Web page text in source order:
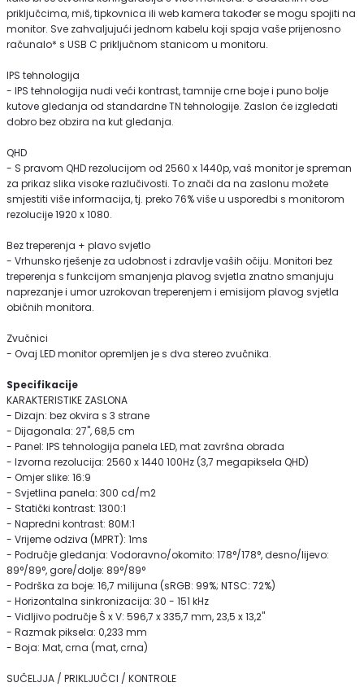
priključcima, miš, tipkovnica ili web kamera također se mogu spojiti na
monitor. Sve zahvaljujući jednom kabelu koji spaja vaše prijenosno
računalo* s USB C priključnom stanicom u monitoru.
IPS tehnologija
- IPS tehnologija nudi veći kontrast, tamnije crne boje i puno bolje
kutove gledanja od standardne TN tehnologije. Zaslon će izgledati
dobro bez obzira na kut gledanja.
QHD
- S pravom QHD rezolucijom od 2560 x 1440p, vaš monitor je spreman
za prikaz slika visoke razlučivosti. To znači da na zaslonu možete
smjestiti više informacija, tj. preko 76% više u usporedbi s monitorom
rezolucije 1920 x 1080.
Bez treperenja + plavo svjetlo
- Vrhunsko rješenje za udobnost i zdravlje vaših očiju. Monitori bez
treperenja s funkcijom smanjenja plavog svjetla znatno smanjuju
naprezanje i umor uzrokovan treperenjem i emisijom plavog svjetla
običnih monitora.
Zvučnici
- Ovaj LED monitor opremljen je s dva stereo zvučnika.
Specifikacije
KARAKTERISTIKE ZASLONA
- Dizajn: bez okvira s 3 strane
- Dijagonala: 27", 68,5 cm
- Panel: IPS tehnologija panela LED, mat završna obrada
- Izvorna rezolucija: 2560 x 1440 100Hz (3,7 megapiksela QHD)
- Omjer slike: 16:9
- Svjetlina panela: 300 cd/m2
- Statički kontrast: 1300:1
- Napredni kontrast: 80M:1
- Vrijeme odziva (MPRT): 1ms
- Područje gledanja: Vodoravno/okomito: 178°/178°, desno/lijevo:
89°/89°, gore/dolje: 89°/89°
- Podrška za boje: 16,7 milijuna (sRGB: 99%; NTSC: 72%)
- Horizontalna sinkronizacija: 30 - 151 kHz
- Vidljivo područje Š x V: 596,7 x 335,7 mm, 23,5 x 13,2"
- Razmak piksela: 0,233 mm
- Boja: Mat, crna (mat, crna)
SUČELJJA / PRIKLJUČCI / KONTROLE